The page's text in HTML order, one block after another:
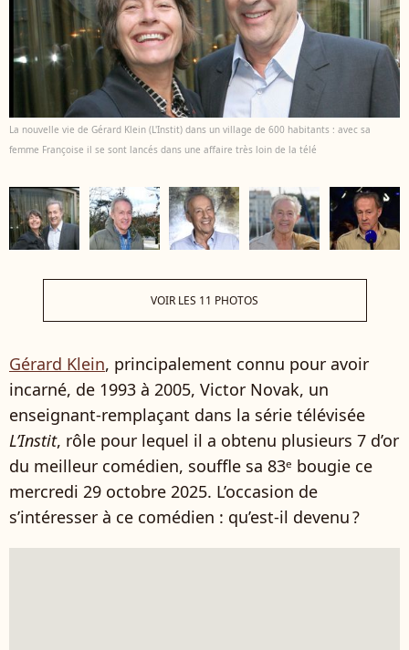
La nouvelle vie de Gérard Klein (L'Instit) dans un village de 600 habitants : avec sa
femme Françoise il se sont lancés dans une affaire très loin de la télé
VOIR LES 11 PHOTOS
Gérard Klein, principalement connu pour avoir
incarné, de 1993 à 2005, Victor Novak, un
enseignant-remplaçant dans la série télévisée
L’Instit, rôle pour lequel il a obtenu plusieurs 7 d’or
du meilleur comédien, souffle sa 83ᵉ bougie ce
mercredi 29 octobre 2025. L’occasion de
s’intéresser à ce comédien : qu’est-il devenu ?